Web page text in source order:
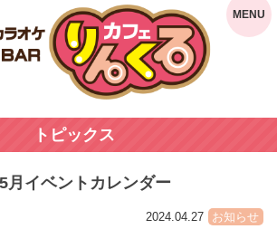
トピックス
5月イベントカレンダー
2024.04.27 お知らせ